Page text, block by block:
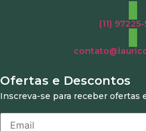
(11)
Ofertas e Descontos
Inscreva-se para receber ofertas